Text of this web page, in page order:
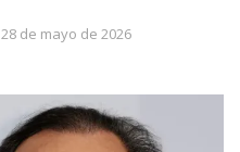
28 de mayo de 2026